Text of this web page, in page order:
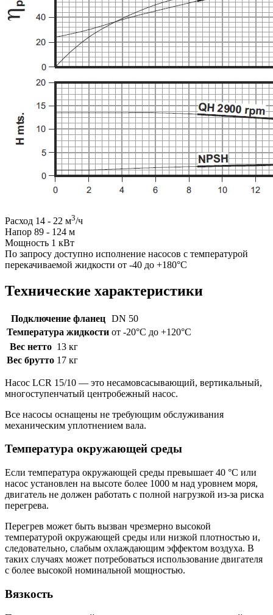
Расход 14 - 22 м3/ч
Напор 89 - 124 м
Мощность 1 кВт
По запросу доступно исполнение насосов с температурой
перекачиваемой жидкости от -40 до +180°C
Технические характеристики
Подключение фланец
DN 50
Температура жидкости от -20°C до +120°C
Вес нетто 13 кг
Вес брутто 17 кг
Насос LCR 15/10 — это несамовсасывающий, вертикальный,
многоступенчатый центробежный насос.
Все насосы оснащены не требующим обслуживания
механическим уплотнением вала.
Температура окружающей среды
Если температура окружающей среды превышает 40 °C или
насос установлен на высоте более 1000 м над уровнем моря,
двигатель не должен работать с полной нагрузкой из-за риска
перегрева.
Перегрев может быть вызван чрезмерно высокой
температурой окружающей среды или низкой плотностью и,
следовательно, слабым охлаждающим эффектом воздуха. В
таких случаях может потребоваться использование двигателя
с более высокой номинальной мощностью.
Вязкость